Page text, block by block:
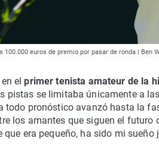
100.000 euros de premio por pasar de ronda | Ben
en elprimer tenista amateur de la
pistas se limitaba únicamente a
todo pronóstico avanzó hasta la
los amantes que siguen el
que era pequeño, ha sido mi